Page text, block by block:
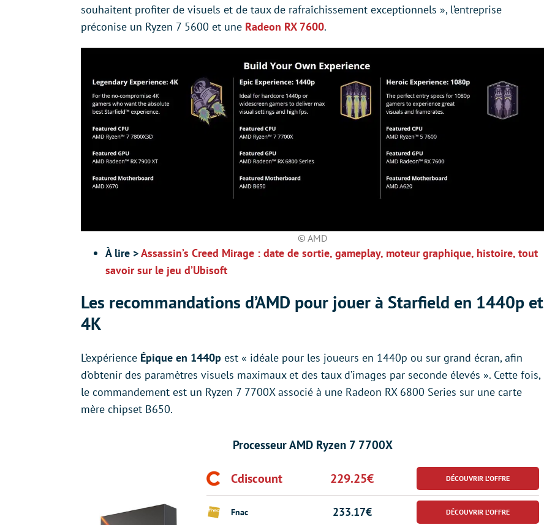
souhaitent profiter de visuels et de taux de rafraîchissement exceptionnels », l’entreprise
préconise un Ryzen 7 5600 et une Radeon RX 7600.
© AMD
À lire >Assassin’s Creed Mirage : date de sortie, gameplay, moteur graphique, histoire, tout
savoir sur le jeu d’Ubisoft
Les recommandations d’AMD pour jouer à Starfield en 1440p et
4K
L’expérience Épique en 1440p est « idéale pour les joueurs en 1440p ou sur grand écran, afin
d’obtenir des paramètres visuels maximaux et des taux d’images par seconde élevés ». Cette fois,
le commandement est un Ryzen 7 7700X associé à une Radeon RX 6800 Series sur une carte
mère chipset B650.
Processeur AMD Ryzen 7 7700X
Cdiscount 229.25€
Fnac 233.17€